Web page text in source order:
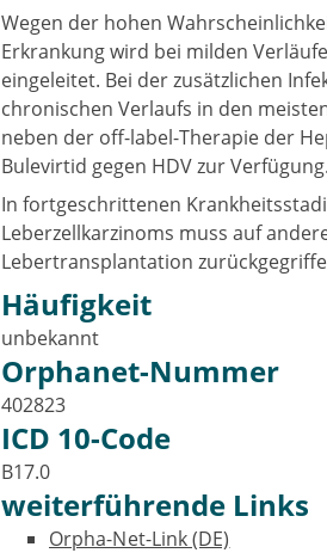
Wegen der hohen
Erkrankung wird bei milden
eingeleitet. Bei der zusätzlichen
chronischen Verlaufs in den
neben der off-label-Therapie der
Bulevirtid gegen HDV zur Verfügung.
In fortgeschrittenen
Leberzellkarzinoms muss auf
Lebertransplantation
Häufigkeit
unbekannt
Orphanet-Nummer
402823
ICD 10-Code
B17.0
weiterführende Links
Orpha-Net-Link (DE)